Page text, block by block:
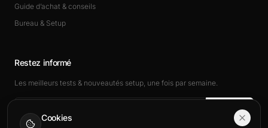
Guide d’achat & conseils
Bureau & Setup
Restez informé
Les meilleurs tests & nouveautés setup, une fois par semaine.
Rejoindre
Cookies